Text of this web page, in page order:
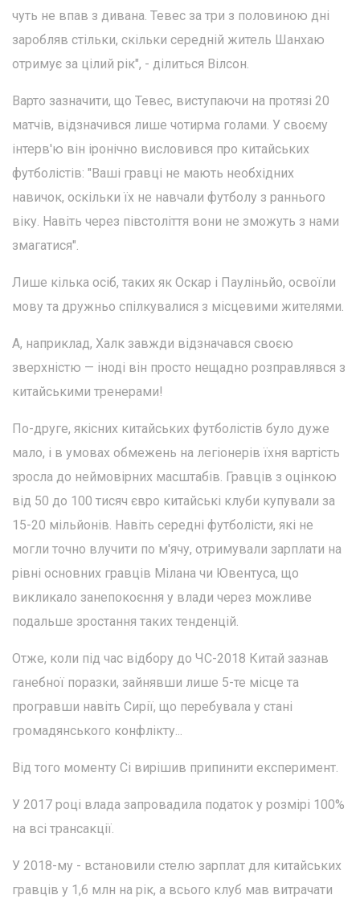
чуть не впав з дивана. Тевес за три з половиною дні
заробляв стільки, скільки середній житель Шанхаю
отримує за цілий рік", - ділиться Вілсон.
Варто зазначити, що Тевес, виступаючи на протязі 20
матчів, відзначився лише чотирма голами. У своєму
інтерв'ю він іронічно висловився про китайських
футболістів: "Ваші гравці не мають необхідних
навичок, оскільки їх не навчали футболу з раннього
віку. Навіть через півстоліття вони не зможуть з нами
змагатися".
Лише кілька осіб, таких як Оскар і Пауліньйо, освоїли
мову та дружньо спілкувалися з місцевими жителями.
А, наприклад, Халк завжди відзначався своєю
зверхністю — іноді він просто нещадно розправлявся з
китайськими тренерами!
По-друге, якісних китайських футболістів було дуже
мало, і в умовах обмежень на легіонерів їхня вартість
зросла до неймовірних масштабів. Гравців з оцінкою
від 50 до 100 тисяч євро китайські клуби купували за
15-20 мільйонів. Навіть середні футболісти, які не
могли точно влучити по м'ячу, отримували зарплати на
рівні основних гравців Мілана чи Ювентуса, що
викликало занепокоєння у влади через можливе
подальше зростання таких тенденцій.
Отже, коли під час відбору до ЧС-2018 Китай зазнав
ганебної поразки, зайнявши лише 5-те місце та
програвши навіть Сирії, що перебувала у стані
громадянського конфлікту...
Від того моменту Сі вирішив припинити експеримент.
У 2017 році влада запровадила податок у розмірі 100%
на всі трансакції.
У 2018-му - встановили стелю зарплат для китайських
гравців у 1,6 млн на рік, а всього клуб мав витрачати